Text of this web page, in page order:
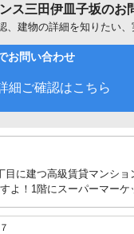
ス三田伊皿子坂のお
、建物の詳細を知りたい
お問い合わせ
細ご確認はこちら
目に建つ高級賃貸マンシ
よ！1階にスーパーマーケ